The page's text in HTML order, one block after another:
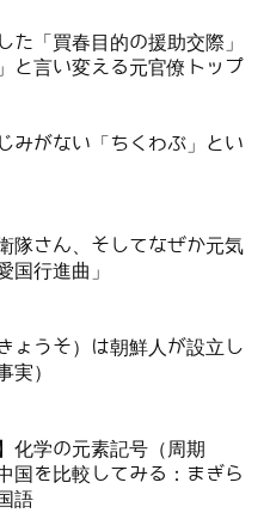
た「買春目的の援助交際」
と言い変える元官僚トップ
みがない「ちくわぶ」とい
隊さん、そしてなぜか元気
国行進曲」
ょうそ）は朝鮮人が設立し
実）
化学の元素記号（周期
国を比較してみる：まぎら
語